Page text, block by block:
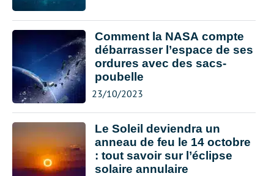
Comment la NASA compte
débarrasser l’espace de ses
ordures avec des sacs-
poubelle
23/10/2023
Le Soleil deviendra un
anneau de feu le 14 octobre
: tout savoir sur l’éclipse
solaire annulaire